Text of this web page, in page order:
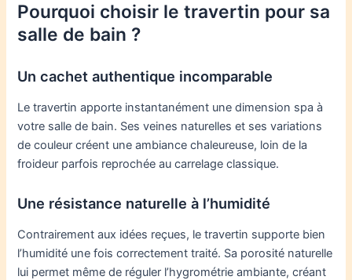
Pourquoi choisir le travertin pour sa
salle de bain ?
Un cachet authentique incomparable
Le travertin apporte instantanément une dimension spa à
votre salle de bain. Ses veines naturelles et ses variations
de couleur créent une ambiance chaleureuse, loin de la
froideur parfois reprochée au carrelage classique.
Une résistance naturelle à l’humidité
Contrairement aux idées reçues, le travertin supporte bien
l’humidité une fois correctement traité. Sa porosité naturelle
lui permet même de réguler l’hygrométrie ambiante, créant